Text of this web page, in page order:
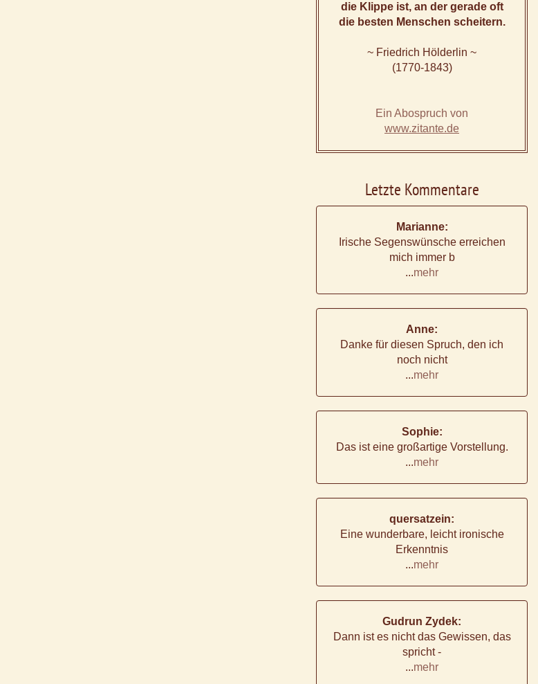
die Klippe ist, an der gerade oft
die besten Menschen scheitern.
~ Friedrich Hölderlin ~
(1770-1843)
Ein Abospruch von
www.zitante.de
Letzte Kommentare
Marianne:
Irische Segenswünsche erreichen
mich immer b
...mehr
Anne:
Danke für diesen Spruch, den ich
noch nicht
...mehr
Sophie:
Das ist eine großartige Vorstellung.
...mehr
quersatzein:
Eine wunderbare, leicht ironische
Erkenntnis
...mehr
Gudrun Zydek:
Dann ist es nicht das Gewissen, das
spricht -
...mehr